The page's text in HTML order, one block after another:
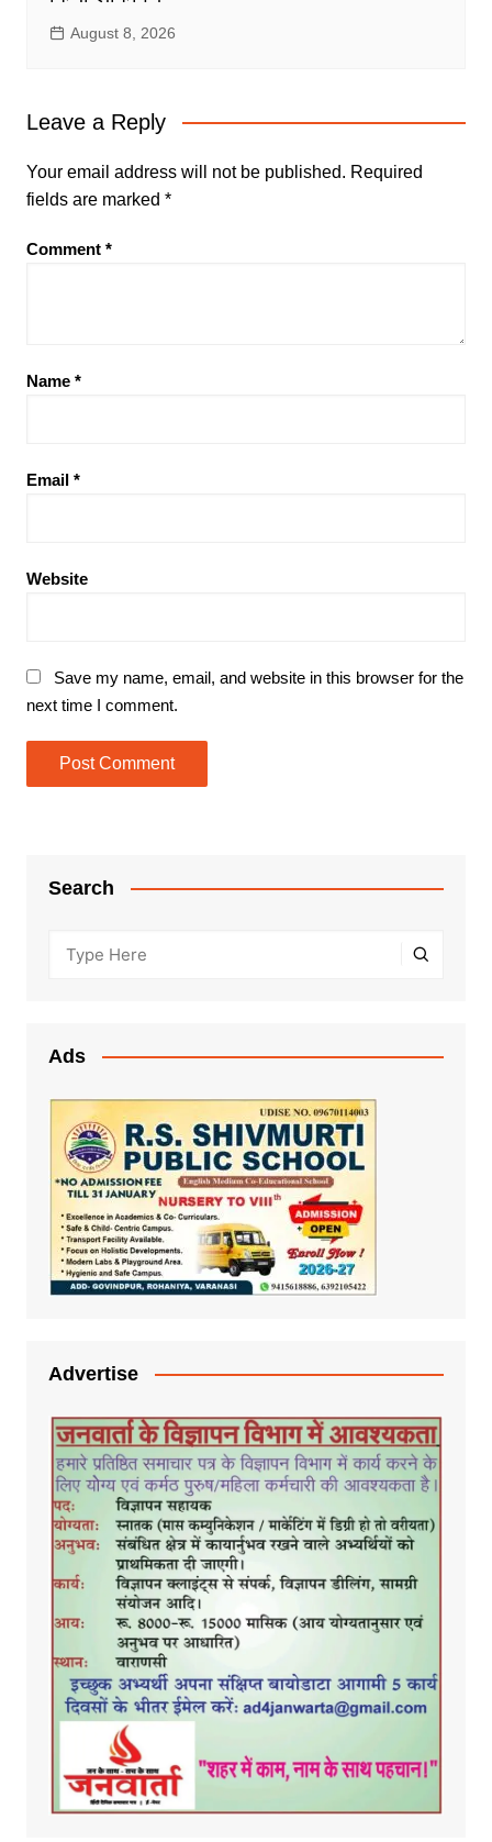
August 8, 2026
Leave a Reply
Your email address will not be published. Required
fields are marked *
Comment *
Name *
Email *
Website
Save my name, email, and website in this browser for the
next time I comment.
Search
Ads
Advertise